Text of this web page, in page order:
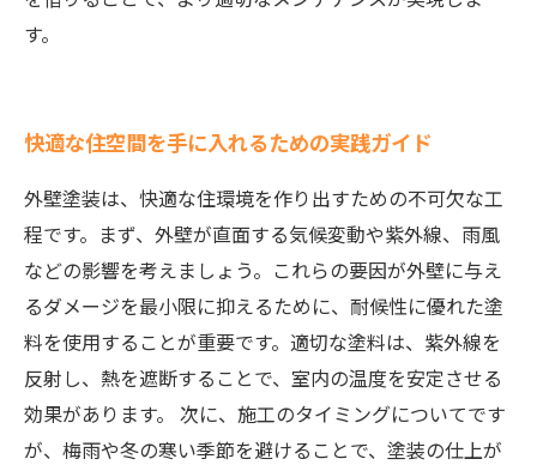
す。
快適な住空間を手に入れるための実践ガイド
外壁塗装は、快適な住環境を作り出すための不可欠な工
程です。まず、外壁が直面する気候変動や紫外線、雨風
などの影響を考えましょう。これらの要因が外壁に与え
るダメージを最小限に抑えるために、耐候性に優れた塗
料を使用することが重要です。適切な塗料は、紫外線を
反射し、熱を遮断することで、室内の温度を安定させる
効果があります。 次に、施工のタイミングについてです
が、梅雨や冬の寒い季節を避けることで、塗装の仕上が